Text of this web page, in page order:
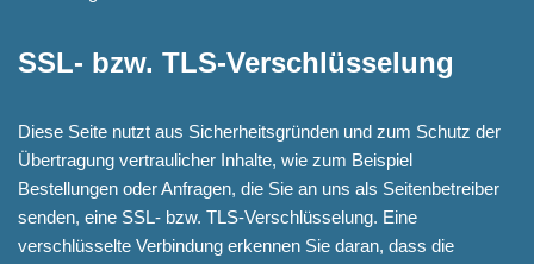
SSL- bzw. TLS-Verschlüsselung
Diese Seite nutzt aus Sicherheitsgründen und zum Schutz der
Übertragung vertraulicher Inhalte, wie zum Beispiel
Bestellungen oder Anfragen, die Sie an uns als Seitenbetreiber
senden, eine SSL- bzw. TLS-Verschlüsselung. Eine
verschlüsselte Verbindung erkennen Sie daran, dass die